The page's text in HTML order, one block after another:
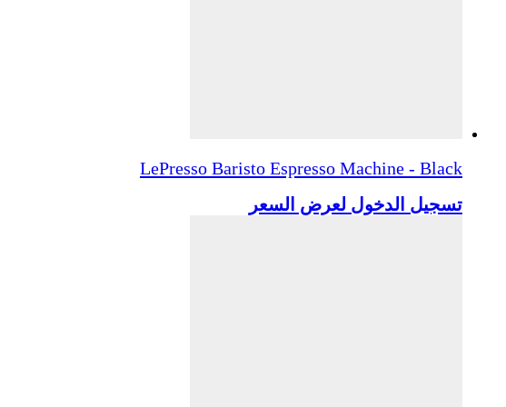
LePresso Baristo Espresso Machine - Black
تسجيل الدخول لعرض السعر